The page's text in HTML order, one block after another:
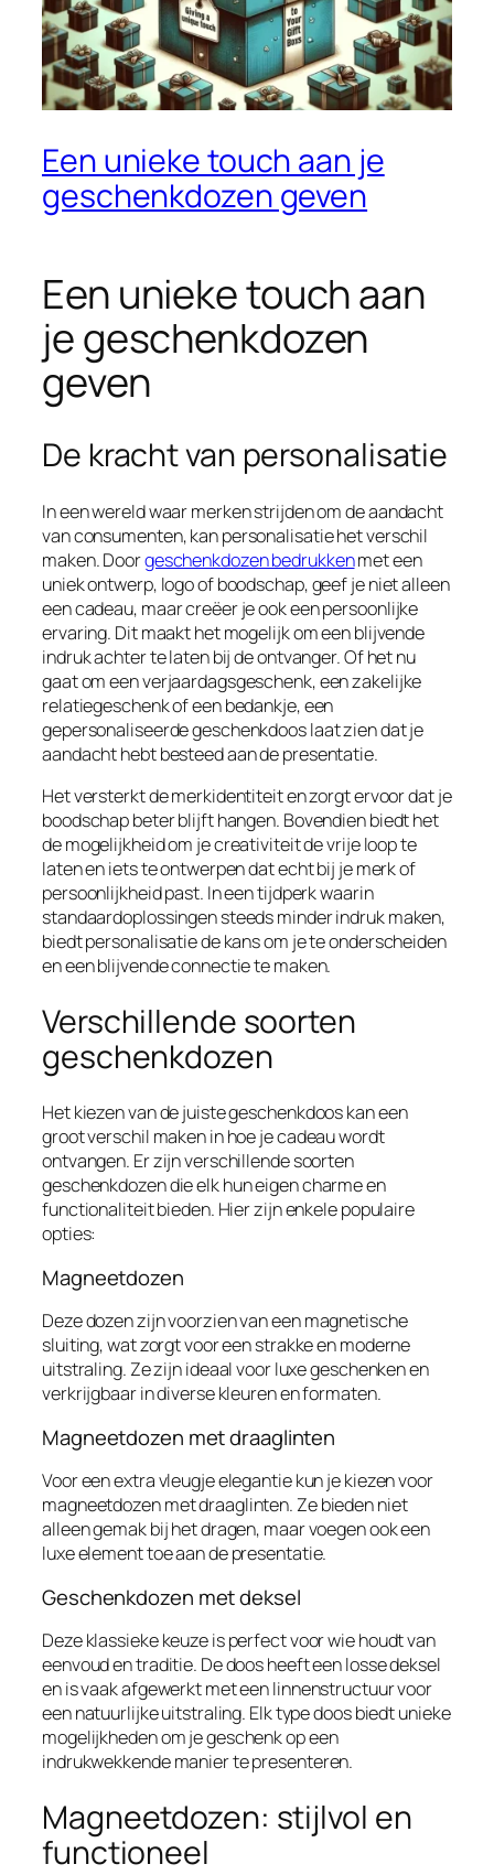
Een unieke touch aan je
geschenkdozen geven
Een unieke touch aan
je geschenkdozen
geven
De kracht van personalisatie
In een wereld waar merken strijden om de aandacht
van consumenten, kan personalisatie het verschil
maken. Doorgeschenkdozen bedrukkenmet een
uniek ontwerp, logo of boodschap, geef je niet alleen
een cadeau, maar creëer je ook een persoonlijke
ervaring. Dit maakt het mogelijk om een blijvende
indruk achter te laten bij de ontvanger. Of het nu
gaat om een verjaardagsgeschenk, een zakelijke
relatiegeschenk of een bedankje, een
gepersonaliseerde geschenkdoos laat zien dat je
aandacht hebt besteed aan de presentatie.
Het versterkt de merkidentiteit en zorgt ervoor dat je
boodschap beter blijft hangen. Bovendien biedt het
de mogelijkheid om je creativiteit de vrije loop te
laten en iets te ontwerpen dat echt bij je merk of
persoonlijkheid past. In een tijdperk waarin
standaardoplossingen steeds minder indruk maken,
biedt personalisatie de kans om je te onderscheiden
en een blijvende connectie te maken.
Verschillende soorten
geschenkdozen
Het kiezen van de juiste geschenkdoos kan een
groot verschil maken in hoe je cadeau wordt
ontvangen. Er zijn verschillende soorten
geschenkdozen die elk hun eigen charme en
functionaliteit bieden. Hier zijn enkele populaire
opties:
Magneetdozen
Deze dozen zijn voorzien van een magnetische
sluiting, wat zorgt voor een strakke en moderne
uitstraling. Ze zijn ideaal voor luxe geschenken en
verkrijgbaar in diverse kleuren en formaten.
Magneetdozen met draaglinten
Voor een extra vleugje elegantie kun je kiezen voor
magneetdozen met draaglinten. Ze bieden niet
alleen gemak bij het dragen, maar voegen ook een
luxe element toe aan de presentatie.
Geschenkdozen met deksel
Deze klassieke keuze is perfect voor wie houdt van
eenvoud en traditie. De doos heeft een losse deksel
en is vaak afgewerkt met een linnenstructuur voor
een natuurlijke uitstraling. Elk type doos biedt unieke
mogelijkheden om je geschenk op een
indrukwekkende manier te presenteren.
Magneetdozen: stijlvol en
functioneel